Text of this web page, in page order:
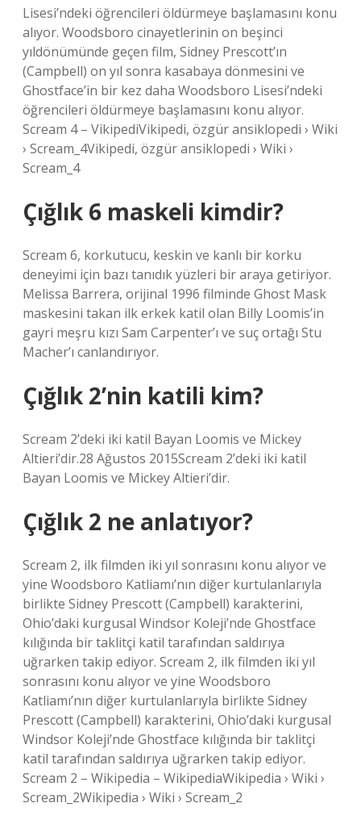
Lisesi’ndeki öğrencileri öldürmeye başlamasını konu
alıyor. Woodsboro cinayetlerinin on beşinci
yıldönümünde geçen film, Sidney Prescott’ın
(Campbell) on yıl sonra kasabaya dönmesini ve
Ghostface’in bir kez daha Woodsboro Lisesi’ndeki
öğrencileri öldürmeye başlamasını konu alıyor.
Scream 4 – VikipediVikipedi, özgür ansiklopedi › Wiki
› Scream_4Vikipedi, özgür ansiklopedi › Wiki ›
Scream_4
Çığlık 6 maskeli kimdir?
Scream 6, korkutucu, keskin ve kanlı bir korku
deneyimi için bazı tanıdık yüzleri bir araya getiriyor.
Melissa Barrera, orijinal 1996 filminde Ghost Mask
maskesini takan ilk erkek katil olan Billy Loomis’in
gayri meşru kızı Sam Carpenter’ı ve suç ortağı Stu
Macher’ı canlandırıyor.
Çığlık 2’nin katili kim?
Scream 2’deki iki katil Bayan Loomis ve Mickey
Altieri’dir.28 Ağustos 2015Scream 2’deki iki katil
Bayan Loomis ve Mickey Altieri’dir.
Çığlık 2 ne anlatıyor?
Scream 2, ilk filmden iki yıl sonrasını konu alıyor ve
yine Woodsboro Katliamı’nın diğer kurtulanlarıyla
birlikte Sidney Prescott (Campbell) karakterini,
Ohio’daki kurgusal Windsor Koleji’nde Ghostface
kılığında bir taklitçi katil tarafından saldırıya
uğrarken takip ediyor. Scream 2, ilk filmden iki yıl
sonrasını konu alıyor ve yine Woodsboro
Katliamı’nın diğer kurtulanlarıyla birlikte Sidney
Prescott (Campbell) karakterini, Ohio’daki kurgusal
Windsor Koleji’nde Ghostface kılığında bir taklitçi
katil tarafından saldırıya uğrarken takip ediyor.
Scream 2 – Wikipedia – WikipediaWikipedia › Wiki ›
Scream_2Wikipedia › Wiki › Scream_2